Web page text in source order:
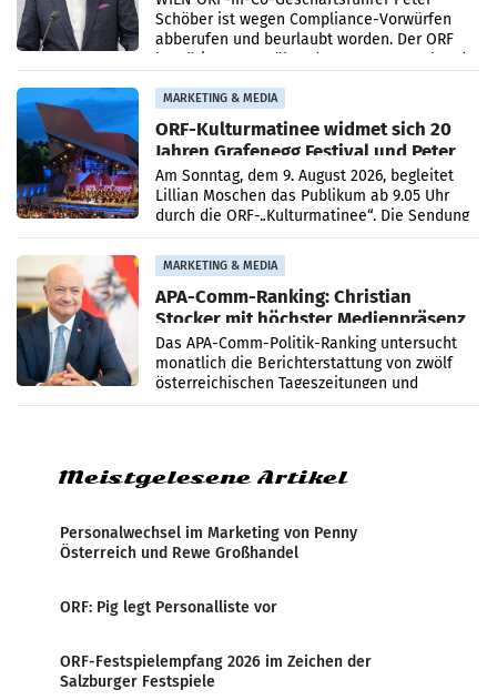
Schöber ist wegen Compliance-Vorwürfen
abberufen und beurlaubt worden. Der ORF
bestätigte gegenüber der APA entsprechende
MARKETING & MEDIA
ORF-Kulturmatinee widmet sich 20
Jahren Grafenegg Festival und Peter
Simonischek
Am Sonntag, dem 9. August 2026, begleitet
Lillian Moschen das Publikum ab 9.05 Uhr
durch die ORF-„Kulturmatinee“. Die Sendung
startet mit der Dokumentation „20 Jahre
Grafenegg
MARKETING & MEDIA
APA-Comm-Ranking: Christian
Stocker mit höchster Medienpräsenz
im Juli
Das APA-Comm-Politik-Ranking untersucht
monatlich die Berichterstattung von zwölf
österreichischen Tageszeitungen und
analysiert, welche Politikerinnen und
Meistgelesene Artikel
Personalwechsel im Marketing von Penny
Österreich und Rewe Großhandel
ORF: Pig legt Personalliste vor
ORF-Festspielempfang 2026 im Zeichen der
Salzburger Festspiele